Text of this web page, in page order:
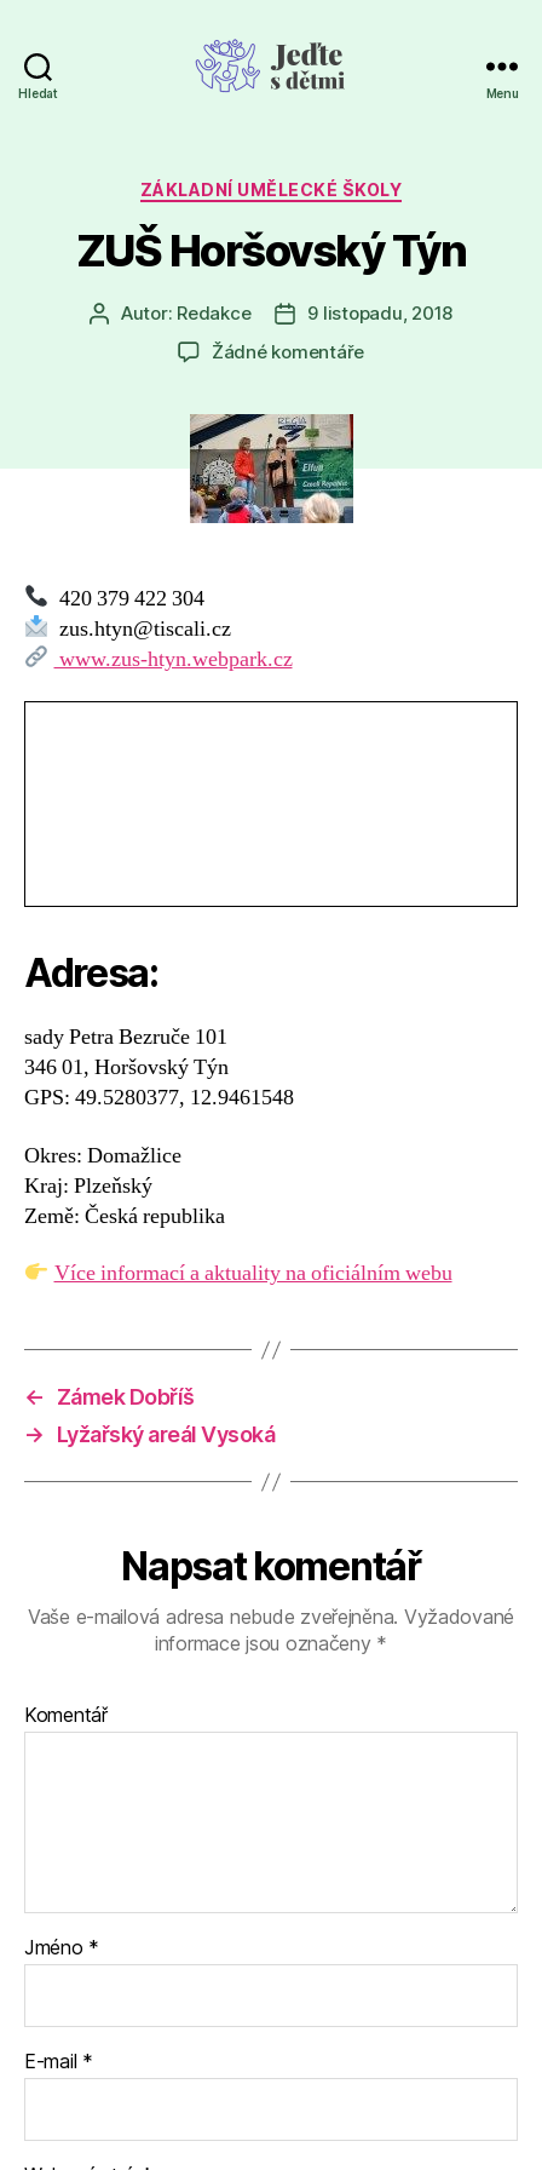
Hledat Menu
Rubriky
ZÁKLADNÍ UMĚLECKÉ ŠKOLY
ZUŠ Horšovský Týn
Autor
příspěvku
Autor: Redakce
Datum
příspěvku
9 listopadu, 2018
Žádné komentářeu
420 379 422 304
zus.htyn@tiscali.cz
www.zus-htyn.webpark.cz
Adresa:
sady Petra Bezruče 101
346 01, Horšovský Týn
GPS: 49.5280377, 12.9461548
Okres: Domažlice
Kraj: Plzeňský
Země: Česká republika
Více informací a aktuality na oficiálním webu
←
Zámek Dobříš
→
Lyžařský areál Vysoká
Napsat komentář
Vaše e-mailová adresa nebude zveřejněna. Vyžadované
informace jsou označeny *
Komentář
Jméno *
E-mail *